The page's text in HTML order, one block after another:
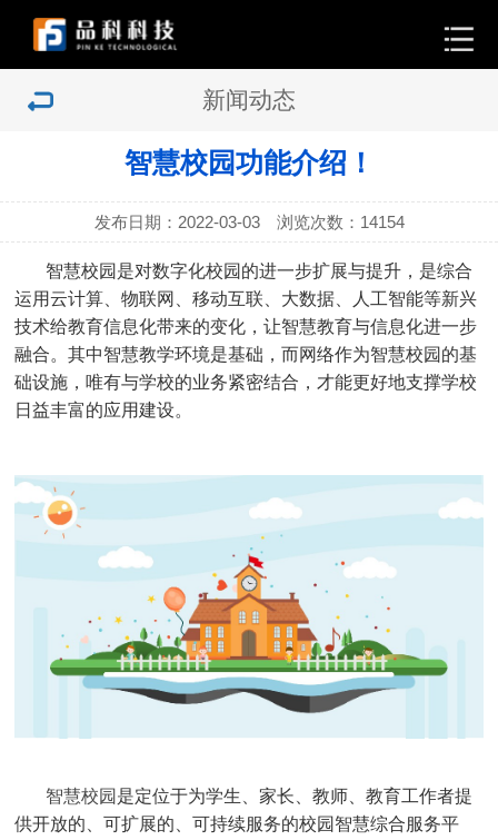
新闻动态
智慧校园功能介绍！
发布日期：2022-03-03 浏览次数： 14154
智慧校园是对数字化校园的进一步扩展与提升，是综合
运用云计算、物联网、移动互联、大数据、人工智能等新兴
技术给教育信息化带来的变化，让智慧教育与信息化进一步
融合。其中智慧教学环境是基础，而网络作为智慧校园的基
础设施，唯有与学校的业务紧密结合，才能更好地支撑学校
日益丰富的应用建设。
智慧校园 是定位于为学生、家长、教师、教育工作者提
供开放的、可扩展的、可持续服务的校园智慧综合服务平